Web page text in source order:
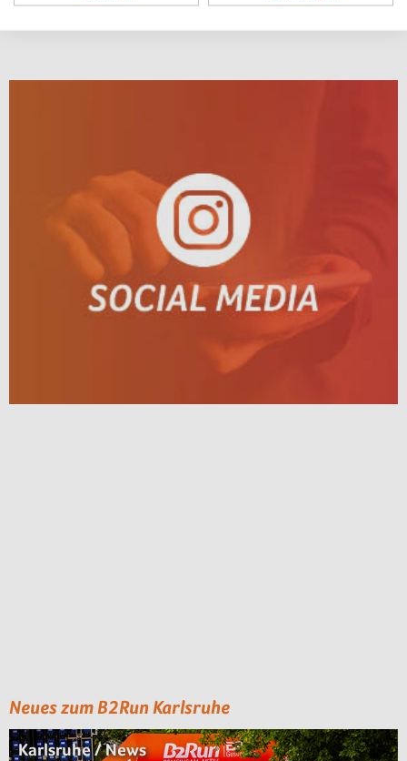
Neues zum B2Run Karlsruhe
Karlsruhe / News